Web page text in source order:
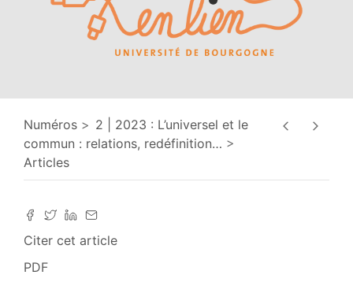
Numéros
2 | 2023 : L’universel et le
commun : relations, redéfinition…
Articles
Citer cet article
PDF